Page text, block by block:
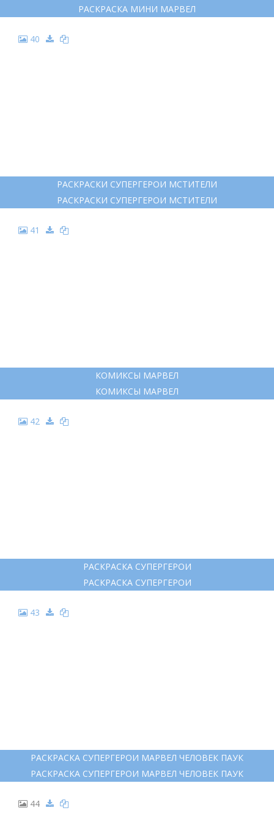
РАСКРАСКА МИНИ МАРВЕЛ
40
РАСКРАСКИ СУПЕРГЕРОИ МСТИТЕЛИ
РАСКРАСКИ СУПЕРГЕРОИ МСТИТЕЛИ
41
КОМИКСЫ МАРВЕЛ
КОМИКСЫ МАРВЕЛ
42
РАСКРАСКА СУПЕРГЕРОИ
РАСКРАСКА СУПЕРГЕРОИ
43
РАСКРАСКА СУПЕРГЕРОИ МАРВЕЛ ЧЕЛОВЕК ПАУК
РАСКРАСКА СУПЕРГЕРОИ МАРВЕЛ ЧЕЛОВЕК ПАУК
44